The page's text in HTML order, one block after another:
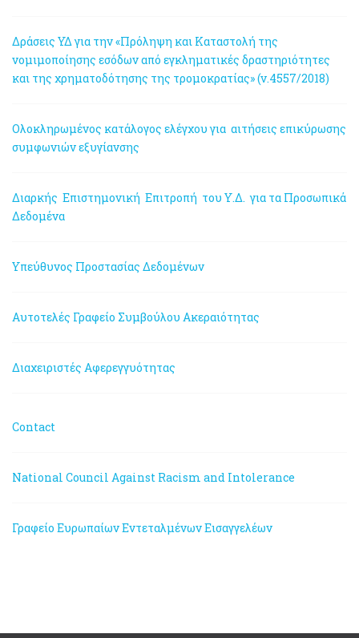
Δράσεις ΥΔ για την «Πρόληψη και Καταστολή της
νομιμοποίησης εσόδων από εγκληματικές δραστηριότητες
και της χρηματοδότησης της τρομοκρατίας» (ν.4557/2018)
Ολοκληρωμένος κατάλογος ελέγχου για αιτήσεις επικύρωσης
συμφωνιών εξυγίανσης
Διαρκής Επιστημονική Επιτροπή του Υ.Δ. για τα Προσωπικά
Δεδομένα
Υπεύθυνος Προστασίας Δεδομένων
Αυτοτελές Γραφείο Συμβούλου Ακεραιότητας
Διαχειριστές Αφερεγγυότητας
Contact
National Council Against Racism and Intolerance
Γραφείο Ευρωπαίων Εντεταλμένων Εισαγγελέων